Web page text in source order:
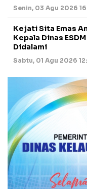
Senin, 03 Agu 2026
Kejati Sita Emas
Kepala Dinas
Didalami
Sabtu, 01 Agu 2026